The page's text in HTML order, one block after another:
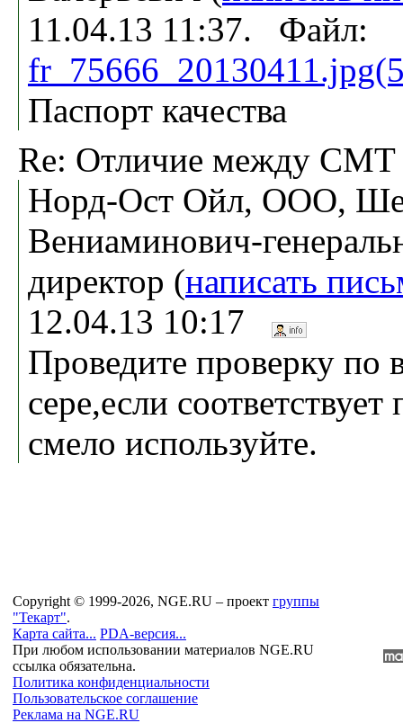
11.04.13 11:37. Файл:
Паспорт качества
Re: Отличие между
Норд-Ост Ойл, ООО,
Вениаминович-
директор (написать
12.04.13 10:17
Проведите проверку по
сере,если соответствует
смело используйте.
Copyright © 1999-2026, NGE.RU – проект группы
"Текарт".
Карта сайта... PDA-версия...
При любом использовании материалов NGE.RU
ссылка обязательна.
Политика конфиденциальности
Пользовательское соглашение
Реклама на NGE.RU